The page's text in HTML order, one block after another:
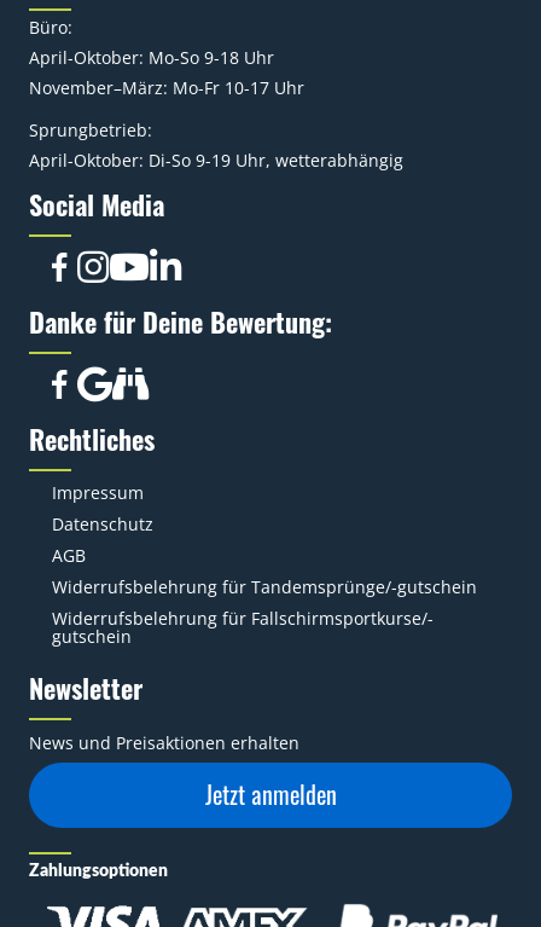
Büro:
April-Oktober: Mo-So 9-18 Uhr
November–März: Mo-Fr 10-17 Uhr
Sprungbetrieb:
April-Oktober: Di-So 9-19 Uhr, wetterabhängig
Social Media
Danke für Deine Bewertung:
Rechtliches
Impressum
Datenschutz
AGB
Widerrufsbelehrung für Tandemsprünge/-gutschein
Widerrufsbelehrung für Fallschirmsportkurse/-
gutschein
Newsletter
News und Preisaktionen erhalten
Jetzt anmelden
Zahlungsoptionen